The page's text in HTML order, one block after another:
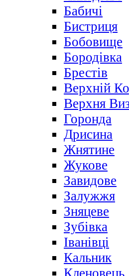
Бабичі
Бистриця
Бобовище
Бородівка
Брестів
Верхній
Верхня
Горонда
Дрисина
Жнятине
Жукове
Завидове
Залужжя
Зняцеве
Зубівка
Іванівці
Кальник